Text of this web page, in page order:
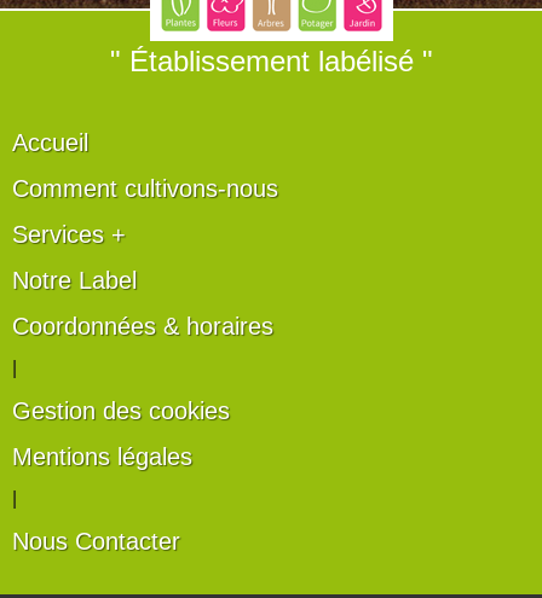
" Établissement labélisé "
Accueil
Comment cultivons-nous
Services +
Notre Label
Coordonnées & horaires
Gestion des cookies
Mentions légales
Nous Contacter